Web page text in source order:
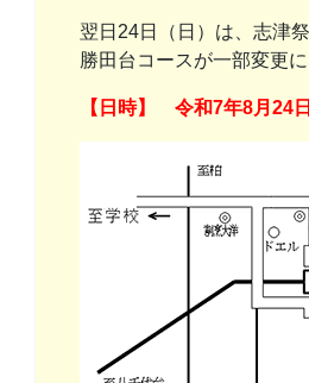
翌日24日（日）は、志津
勝田台コースが一部変更に
【日時】 令和7年8月24